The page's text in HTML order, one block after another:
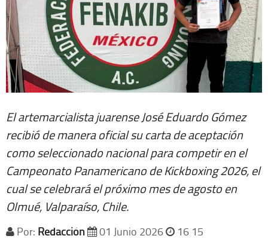
El artemarcialista juarense José Eduardo Gómez
recibió de manera oficial su carta de aceptación
como seleccionado nacional para competir en el
Campeonato Panamericano de Kickboxing 2026, el
cual se celebrará el próximo mes de agosto en
Olmué, Valparaíso, Chile.
Por: Redacción 01 Junio 2026 16 15